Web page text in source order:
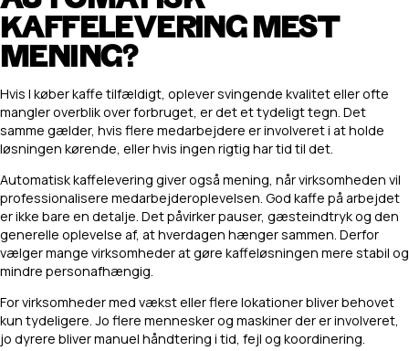
KAFFELEVERING MEST
MENING?
Hvis I køber kaffe tilfældigt, oplever svingende kvalitet eller ofte
mangler overblik over forbruget, er det et tydeligt tegn. Det
samme gælder, hvis flere medarbejdere er involveret i at holde
løsningen kørende, eller hvis ingen rigtig har tid til det.
Automatisk kaffelevering giver også mening, når virksomheden vil
professionalisere medarbejderoplevelsen. God kaffe på arbejdet
er ikke bare en detalje. Det påvirker pauser, gæsteindtryk og den
generelle oplevelse af, at hverdagen hænger sammen. Derfor
vælger mange virksomheder at gøre kaffeløsningen mere stabil og
mindre personafhængig.
For virksomheder med vækst eller flere lokationer bliver behovet
kun tydeligere. Jo flere mennesker og maskiner der er involveret,
jo dyrere bliver manuel håndtering i tid, fejl og koordinering.